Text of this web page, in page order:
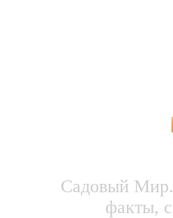
Садовый Мир.
факты,